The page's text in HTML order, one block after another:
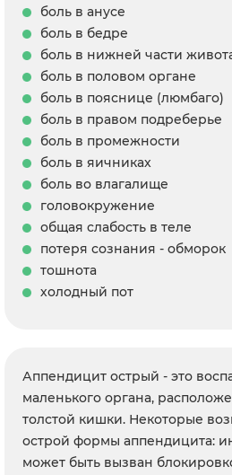
боль в анусе
боль в бедре
боль в нижней части
боль в половом органе
боль в пояснице (люмбаго)
боль в правом подреберье
боль в промежности
боль в яичниках
боль во влагалище
головокружение
общая слабость в теле
потеря сознания - обморок
тошнота
холодный пот
Аппендицит острый - это
маленького органа,
толстой кишки. Некоторые
острой формы аппендицита:
может быть вызван